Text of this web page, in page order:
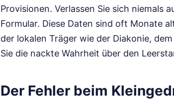
Provisionen. Verlassen Sie sich niemals
Formular. Diese Daten sind oft Monate
der lokalen Träger wie der Diakonie,
Sie die nackte Wahrheit über den
Der Fehler beim